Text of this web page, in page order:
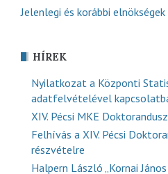
Jelenlegi és korábbi elnökségek
HÍREK
Nyilatkozat a Központi
adatfelvételével
XIV. Pécsi MKE
Felhívás a XIV. Pécsi
részvételre
Halpern László „Kornai